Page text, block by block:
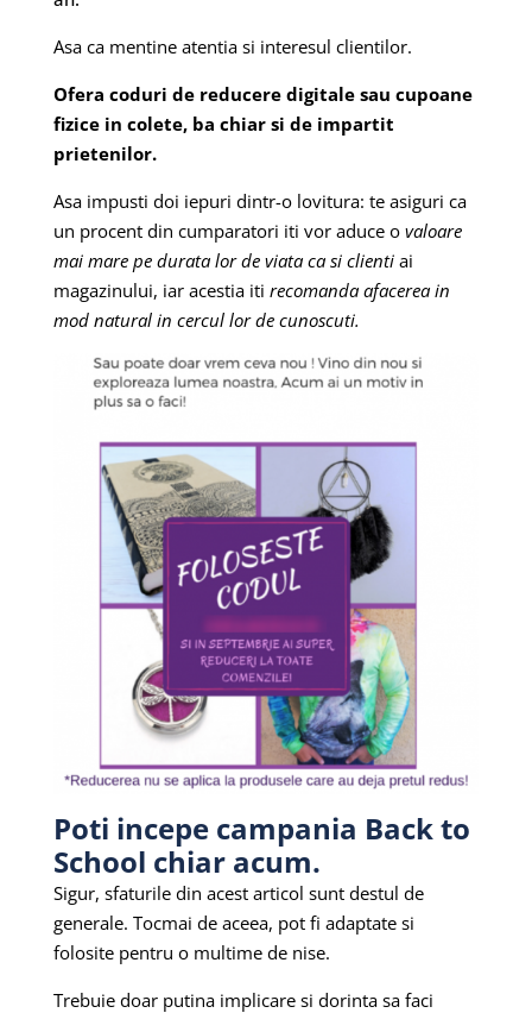
Asa ca mentine atentia si interesul clientilor.
Ofera coduri de reducere digitale sau cupoane
fizice in colete, ba chiar si de impartit
prietenilor.
Asa impusti doi iepuri dintr-o lovitura: te asiguri ca
un procent din cumparatori iti vor aduce o valoare
mai mare pe durata lor de viata ca si clientiai
magazinului, iar acestia iti recomanda afacerea in
mod natural in cercul lor de cunoscuti.
Poti incepe campania Back to
School chiar acum.
Sigur, sfaturile din acest articol sunt destul de
generale. Tocmai de aceea, pot fi adaptate si
folosite pentru o multime de nise.
Trebuie doar putina implicare si dorinta sa faci